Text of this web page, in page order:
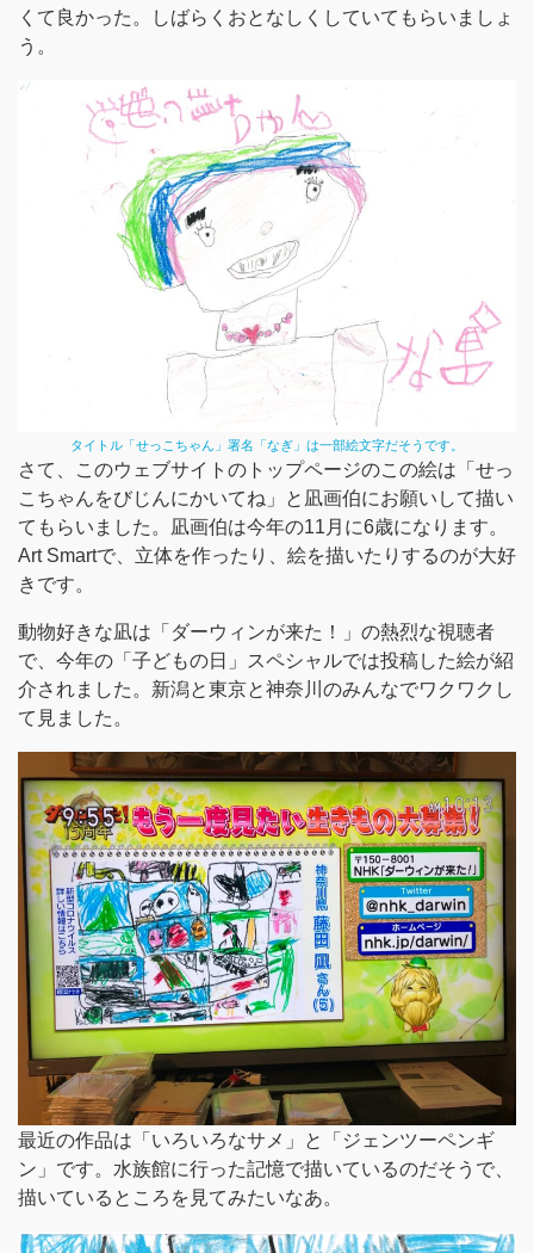
くて良かった。しばらくおとなしくしていてもらいましょ
う。
タイトル「せっこちゃん」署名「なぎ」は一部絵文字だそうです。
さて、このウェブサイトのトップページのこの絵は「せっ
こちゃんをびじんにかいてね」と凪画伯にお願いして描い
てもらいました。凪画伯は今年の11月に6歳になります。
Art Smartで、立体を作ったり、絵を描いたりするのが大好
きです。
動物好きな凪は「ダーウィンが来た！」の熱烈な視聴者
で、今年の「子どもの日」スペシャルでは投稿した絵が紹
介されました。新潟と東京と神奈川のみんなでワクワクし
て見ました。
最近の作品は「いろいろなサメ」と「ジェンツーペンギ
ン」です。水族館に行った記憶で描いているのだそうで、
描いているところを見てみたいなあ。